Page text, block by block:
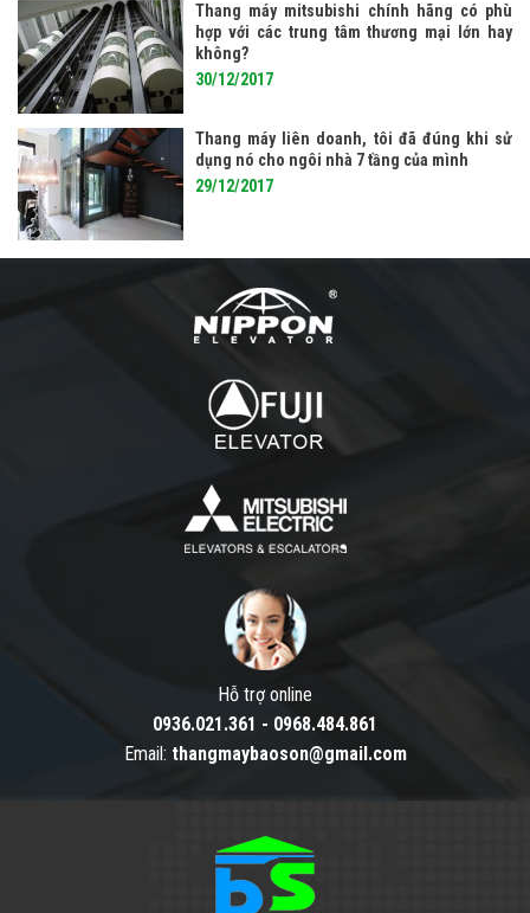
Thang máy mitsubishi chính hãng có phù
hợp với các trung tâm thương mại lớn hay
không?
30/12/2017
Thang máy liên doanh, tôi đã đúng khi sử
dụng nó cho ngôi nhà 7 tầng của mình
29/12/2017
Hỗ trợ online
0936.021.361 - 0968.484.861
Email: thangmaybaoson@gmail.com